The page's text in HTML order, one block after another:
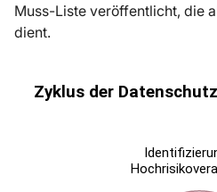
Muss-Liste veröffentlicht, die
dient.